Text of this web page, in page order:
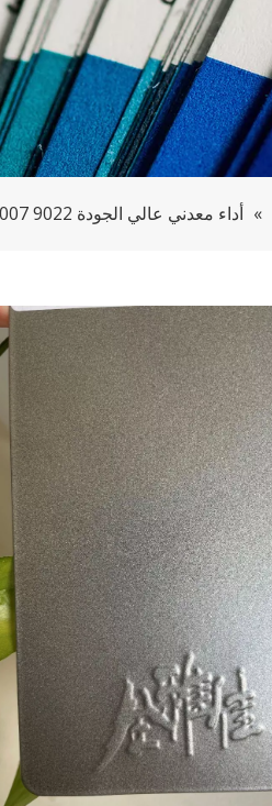
» أداء معدني عالي الجودة Ral 9007 9022 طلاء مسحوق إيبوكسي نقي لاستخدام المعدات الطبية